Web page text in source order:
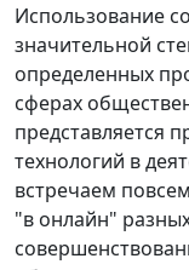
Использование
значительной
определенных
сферах
представляется
технологий в
встречаем
"в онлайн"